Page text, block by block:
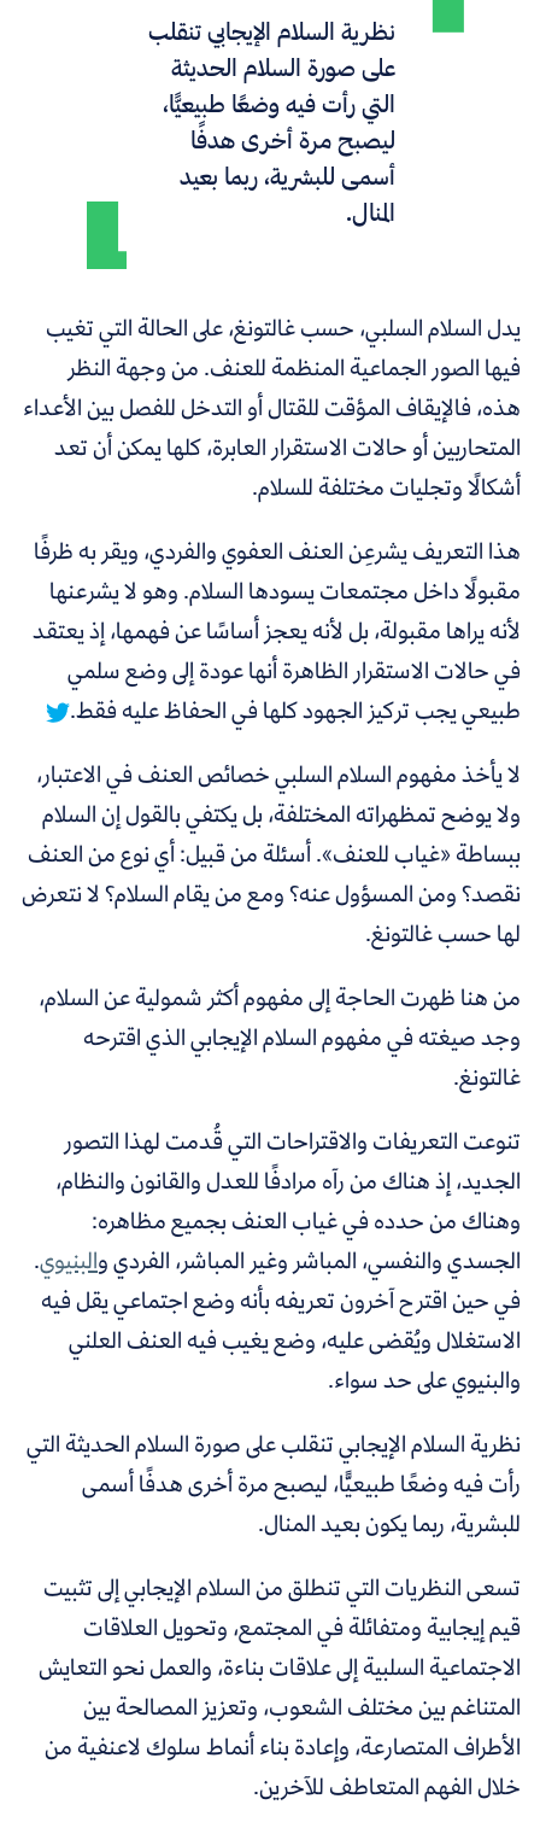
نظرية السلام الإيجابي تنقلب
على صورة السلام الحديثة
التي رأت فيه وضعًا طبيعيًّا،
ليصبح مرة أخرى هدفًا
أسمى للبشرية، ربما بعيد
المنال.
يدل السلام السلبي، حسب غالتونغ، على الحالة التي تغيب
فيها الصور الجماعية المنظمة للعنف. من وجهة النظر
هذه، فالإيقاف المؤقت للقتال أو التدخل للفصل بين الأعداء
المتحاربين أو حالات الاستقرار العابرة، كلها يمكن أن تعد
أشكالًا وتجليات مختلفة للسلام.
هذا التعريف يشرعِن العنف العفوي والفردي، ويقر به ظرفًا
مقبولًا داخل مجتمعات يسودها السلام. وهو لا يشرعنها
لأنه يراها مقبولة، بل لأنه يعجز أساسًا عن فهمها، إذيعتقد
في حالات الاستقرار الظاهرة أنها عودة إلى وضع سلمي
طبيعي يجب تركيز الجهود كلها في الحفاظ عليه فقط.
لا يأخذ مفهوم السلام السلبي خصائص العنف في الاعتبار،
ولا يوضح تمظهراته المختلفة، بل يكتفي بالقول إن السلام
ببساطة «غياب للعنف». أسئلة من قبيل: أي نوع من العنف
نقصد؟ ومن المسؤول عنه؟ ومع من يقام السلام؟ لا نتعرض
لها حسب غالتونغ.
من هنا ظهرت الحاجة إلى مفهوم أكثر شمولية عن السلام،
وجد صيغته في مفهوم السلام الإيجابي الذي اقترحه
غالتونغ.
تنوعت التعريفات والاقتراحات التي قُدمت لهذا التصور
الجديد، إذ هناك من رآه مرادفًا للعدل والقانون والنظام،
وهناك من حدده في غياب العنف بجميع مظاهره:
الجسدي والنفسي، المباشر وغير المباشر، الفردي والبنيوي.
في حين اقترح آخرون تعريفه بأنه وضع اجتماعي يقل فيه
الاستغلال ويُقضى عليه، وضع يغيب فيه العنف العلني
والبنيوي على حد سواء.
نظرية السلام الإيجابي تنقلب على صورة السلام الحديثة التي
رأت فيه وضعًا طبيعيًّا، ليصبح مرة أخرى هدفًا أسمى
للبشرية، ربما يكون بعيد المنال.
تسعى النظريات التي تنطلق من السلام الإيجابي إلى تثبيت
قيم إيجابية ومتفائلة في المجتمع، وتحويل العلاقات
الاجتماعية السلبية إلى علاقات بناءة، والعمل نحو التعايش
المتناغم بين مختلف الشعوب، وتعزيز المصالحة بين
الأطراف المتصارعة، وإعادة بناء أنماط سلوك لاعنفية من
خلال الفهم المتعاطف للآخرين.